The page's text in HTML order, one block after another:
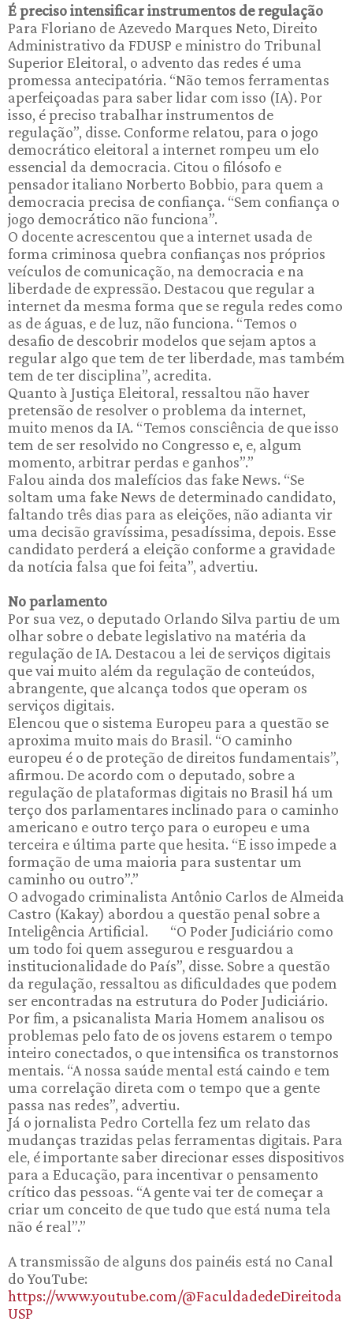
É preciso intensificar instrumentos de regulação
Para Floriano de Azevedo Marques Neto, Direito
Administrativo da FDUSP e ministro do Tribunal
Superior Eleitoral, o advento das redes é uma
promessa antecipatória. “Não temos ferramentas
aperfeiçoadas para saber lidar com isso (IA). Por
isso, é preciso trabalhar instrumentos de
regulação”, disse. Conforme relatou, para o jogo
democrático eleitoral a internet rompeu um elo
essencial da democracia. Citou o filósofo e
pensador italiano Norberto Bobbio, para quem a
democracia precisa de confiança. “Sem confiança o
jogo democrático não funciona”.
O docente acrescentou que a internet usada de
forma criminosa quebra confianças nos próprios
veículos de comunicação, na democracia e na
liberdade de expressão. Destacou que regular a
internet da mesma forma que se regula redes como
as de águas, e de luz, não funciona. “Temos o
desafio de descobrir modelos que sejam aptos a
regular algo que tem de ter liberdade, mas também
tem de ter disciplina”, acredita.
Quanto à Justiça Eleitoral, ressaltou não haver
pretensão de resolver o problema da internet,
muito menos da IA. “Temos consciência de que isso
tem de ser resolvido no Congresso e, e, algum
momento, arbitrar perdas e ganhos”.”
Falou ainda dos malefícios das fake News. “Se
soltam uma fake News de determinado candidato,
faltando três dias para as eleições, não adianta vir
uma decisão gravíssima, pesadíssima, depois. Esse
candidato perderá a eleição conforme a gravidade
da notícia falsa que foi feita”, advertiu.
No parlamento
Por sua vez, o deputado Orlando Silva partiu de um
olhar sobre o debate legislativo na matéria da
regulação de IA. Destacou a lei de serviços digitais
que vai muito além da regulação de conteúdos,
abrangente, que alcança todos que operam os
serviços digitais.
Elencou que o sistema Europeu para a questão se
aproxima muito mais do Brasil. “O caminho
europeu é o de proteção de direitos fundamentais”,
afirmou. De acordo com o deputado, sobre a
regulação de plataformas digitais no Brasil há um
terço dos parlamentares inclinado para o caminho
americano e outro terço para o europeu e uma
terceira e última parte que hesita. “E isso impede a
formação de uma maioria para sustentar um
caminho ou outro”.”
O advogado criminalista Antônio Carlos de Almeida
Castro (Kakay) abordou a questão penal sobre a
Inteligência Artificial. “O Poder Judiciário como
um todo foi quem assegurou e resguardou a
institucionalidade do País”, disse. Sobre a questão
da regulação, ressaltou as dificuldades que podem
ser encontradas na estrutura do Poder Judiciário.
Por fim, a psicanalista Maria Homem analisou os
problemas pelo fato de os jovens estarem o tempo
inteiro conectados, o que intensifica os transtornos
mentais. “A nossa saúde mental está caindo e tem
uma correlação direta com o tempo que a gente
passa nas redes”, advertiu.
Já o jornalista Pedro Cortella fez um relato das
mudanças trazidas pelas ferramentas digitais. Para
ele, é importante saber direcionar esses dispositivos
para a Educação, para incentivar o pensamento
crítico das pessoas. “A gente vai ter de começar a
criar um conceito de que tudo que está numa tela
não é real”.”
A transmissão de alguns dos painéis está no Canal
do YouTube:
https://www.youtube.com/@FaculdadedeDireitoda
USP